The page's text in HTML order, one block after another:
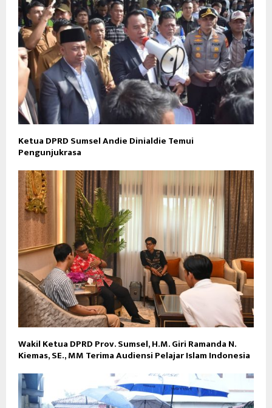
Ketua DPRD Sumsel Andie Dinialdie Temui
Pengunjukrasa
Wakil Ketua DPRD Prov. Sumsel, H.M. Giri Ramanda N.
Kiemas, SE., MM Terima Audiensi Pelajar Islam Indonesia